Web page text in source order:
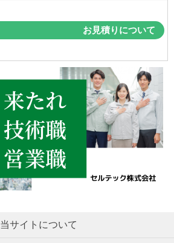
お見積りについて
当サイトについて